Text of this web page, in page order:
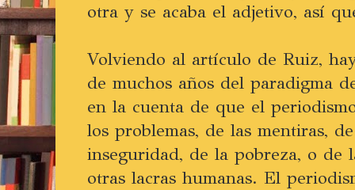
otra y se acaba el adjetivo, así
Volviendo al artículo de Ruiz,
de muchos años del paradigma
en la cuenta de que el
los problemas, de las mentiras,
inseguridad, de la pobreza, o de
otras lacras humanas. El